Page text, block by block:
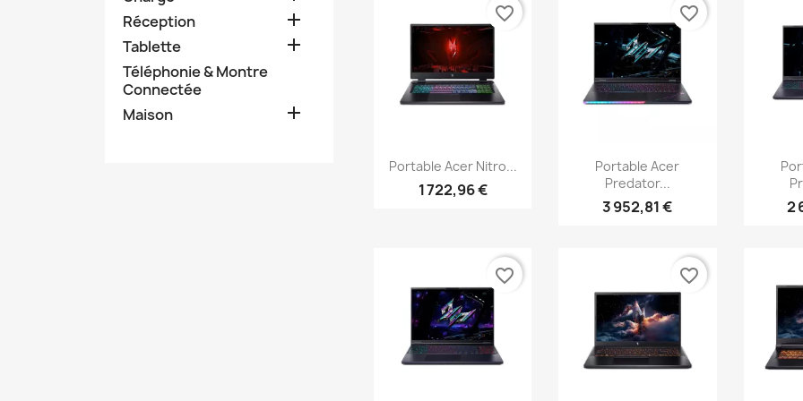
Réception 
Tablette 
Téléphonie & Montre
Connectée
Maison

Aperçu rapide
Portable Acer Nitro...
1 722,96 €
favorite_border
Aperçu rapide
Portable Acer
Predator...
3 952,81 €
favorite_border

2
favorite_border favorite_border